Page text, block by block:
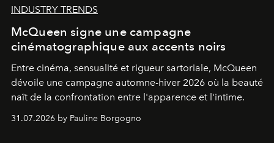
INDUSTRY TRENDS
McQueen signe une campagne
cinématographique aux accents noirs
Entre cinéma, sensualité et rigueur sartoriale, McQueen
dévoile une campagne automne-hiver 2026 où la beauté
naît de la confrontation entre l'apparence et l'intime.
31.07.2026 by Pauline Borgogno